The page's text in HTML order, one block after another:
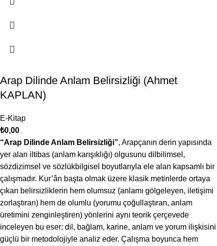
Arap Dilinde Anlam Belirsizliği (Ahmet
KAPLAN)
E-Kitap
₺0,00
“Arap Dilinde Anlam Belirsizliği”, Arapçanın derin yapısında
yer alan iltibas (anlam karışıklığı) olgusunu dilbilimsel,
sözdizimsel ve sözlükbilgisel boyutlarıyla ele alan kapsamlı bir
çalışmadır. Kur’ân başta olmak üzere klasik metinlerde ortaya
çıkan belirsizliklerin hem olumsuz (anlamı gölgeleyen, iletişimi
zorlaştıran) hem de olumlu (yorumu çoğullaştıran, anlam
üretimini zenginleştiren) yönlerini aynı teorik çerçevede
inceleyen bu eser; dil, bağlam, karine, anlam ve yorum ilişkisini
güçlü bir metodolojiyle analiz eder. Çalışma boyunca hem